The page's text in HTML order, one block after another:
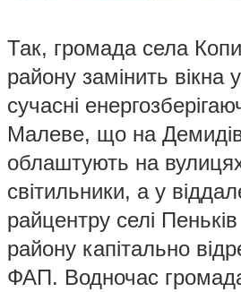
Так, громада села
району замінить вікна
сучасні
Малеве, що на
облаштують на вулицях
світильники, а у
райцентру селі
району капітально
ФАП. Водночас